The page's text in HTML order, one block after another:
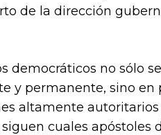
de la dirección
democráticos no sólo se
y permanente, sino en
altamente autoritarios
cuales apóstoles